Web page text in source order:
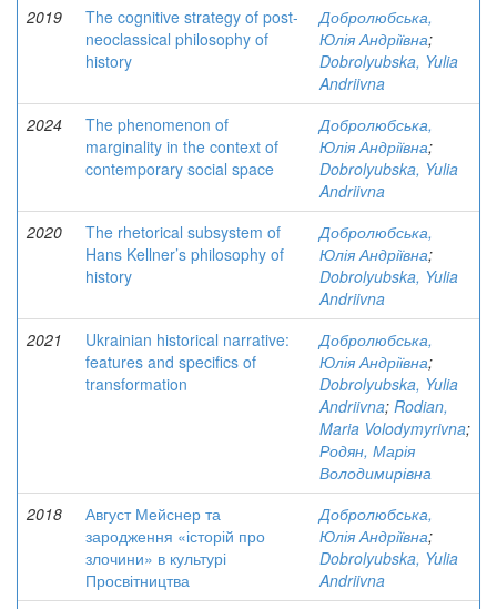
2019
The cognitive strategy of post-
neoclassical philosophy of
history
Добролюбська,
Юлія Андріївна;
Dobrolyubska, Yulia
Andriivna
2024
The phenomenon of
marginality in the context of
contemporary social space
Добролюбська,
Юлія Андріївна;
Dobrolyubska, Yulia
Andriivna
2020
The rhetorical subsystem of
Hans Kellner’s philosophy of
history
Добролюбська,
Юлія Андріївна;
Dobrolyubska, Yulia
Andriivna
2021
Ukrainian historical narrative:
features and specifics of
transformation
Добролюбська,
Юлія Андріївна;
Dobrolyubska, Yulia
Andriivna; Rodian,
Maria Volodymyrivna;
Родян, Марія
Володимирівна
2018
Август Мейснер та
зародження «історій про
злочини» в культурі
Просвітництва
Добролюбська,
Юлія Андріївна;
Dobrolyubska, Yulia
Andriivna